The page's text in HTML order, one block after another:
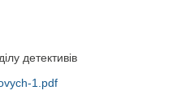
детективів
1.pdf